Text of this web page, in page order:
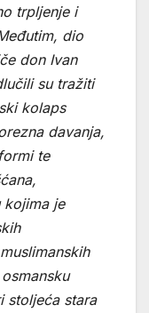
trpljenje i
dio
don Ivan
su tražiti
kolaps
davanja,
te
kojima je
stoljeća stara